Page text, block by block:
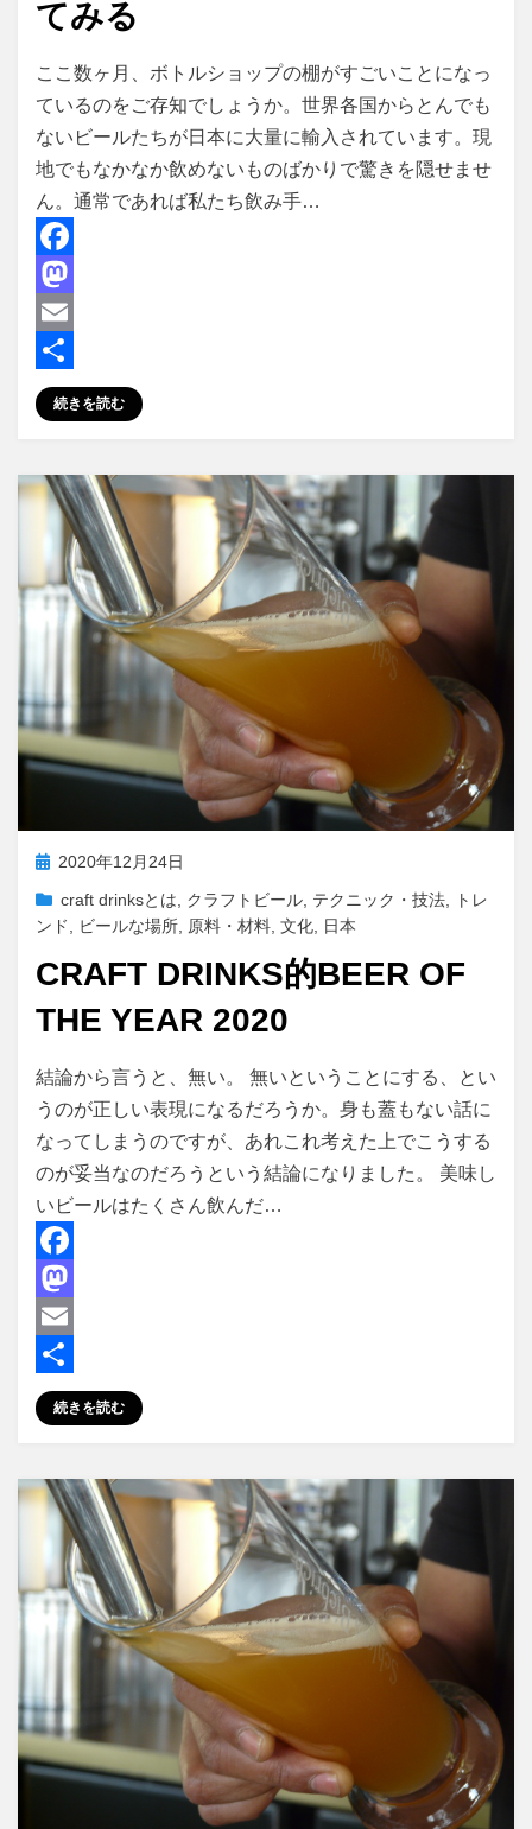
てみる
投稿者 master
ここ数ヶ月、ボトルショップの棚がすごいことになっ
ているのをご存知でしょうか。世界各国からとんでも
ないビールたちが日本に大量に輸入されています。現
地でもなかなか飲めないものばかりで驚きを隠せませ
ん。通常であれば私たち飲み手…
F
a
c
e
b
o
M
a
s
d
n
E
m
a
l
共
有
続きを読む
投 2020年12月24日
craft drinksとは
クラフトビール テクニック・技法
トレ
ンド
ビールな場所 原料・材料 文化 日本
CRAFT DRINKS的BEER OF
THE YEAR 2020
投稿者master
結論から言うと、無い。 無いということにする、とい
うのが正しい表現になるだろうか。身も蓋もない話に
なってしまうのですが、あれこれ考えた上でこうする
のが妥当なのだろうという結論になりました。 美味し
いビールはたくさん飲んだ…
F
a
c
e
b
o
M
a
s
d
n
E
m
a
l
共
有
続きを読む